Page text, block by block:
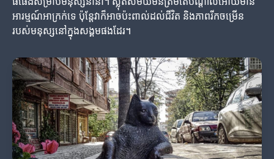
អារម្មណ៍អាក្រក់ទេ ប៉ុន្តែវាក៏អាចប៉ះពាល់ដល់ជីវិត និងភាពរីកចម្រើន
របស់មនុស្សនៅក្នុងសង្គមផងដែរ។